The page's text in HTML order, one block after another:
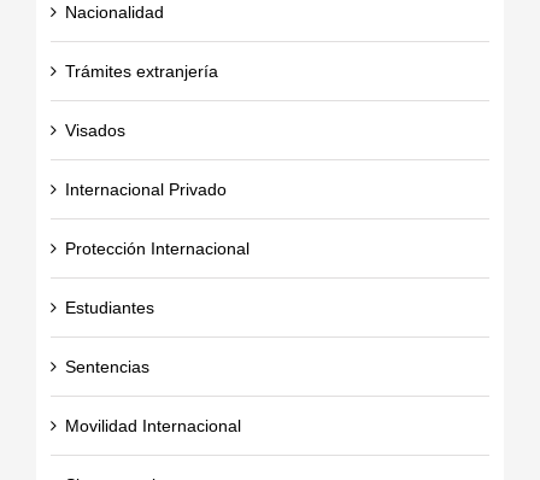
Nacionalidad
Trámites extranjería
Visados
Internacional Privado
Protección Internacional
Estudiantes
Sentencias
Movilidad Internacional